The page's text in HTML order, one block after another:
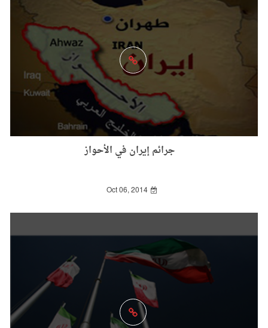
جرائم إيران في الأحواز
Oct 06, 2014